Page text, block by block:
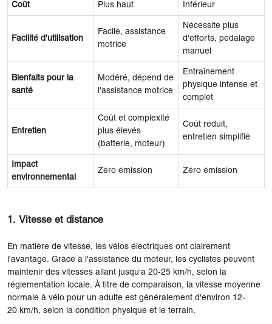
Coût Plus haut Inférieur
Facilité d'utilisation
Facile, assistance
motrice
Nécessite plus
d'efforts, pédalage
manuel
Bienfaits pour la
santé
Modéré, dépend de
l'assistance motrice
Entraînement
physique intense et
complet
Entretien
Coût et complexité
plus élevés
(batterie, moteur)
Coût réduit,
entretien simplifié
Impact
environnemental
Zéro émission Zéro émission
1. Vitesse et distance
En matière de vitesse, les vélos électriques ont clairement
l'avantage. Grâce à l'assistance du moteur, les cyclistes peuvent
maintenir des vitesses allant jusqu'à 20-25 km/h, selon la
réglementation locale. À titre de comparaison, la vitesse moyenne
normale à vélo pour un adulte est généralement d'environ 12-
20 km/h, selon la condition physique et le terrain.